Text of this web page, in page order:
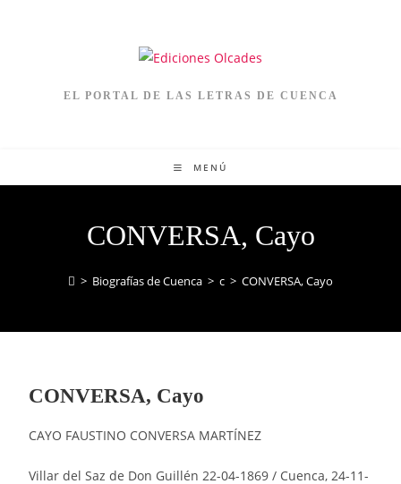
EL PORTAL DE LAS LETRAS DE CUENCA
MENÚ
CONVERSA, Cayo
> Biografías de Cuenca > c > CONVERSA, Cayo
CONVERSA, Cayo
CAYO FAUSTINO CONVERSA MARTÍNEZ
Villar del Saz de Don Guillén 22-04-1869 / Cuenca, 24-11-